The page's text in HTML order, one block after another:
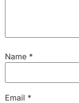
Name *
Email *